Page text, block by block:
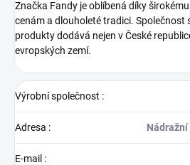
Značka Fandy je oblíbená díky
cenám a dlouholeté tradici. Společnost
produkty dodává nejen v České
evropských zemí.
Výrobní společnost :
Adresa : Nádražní
E-mail :